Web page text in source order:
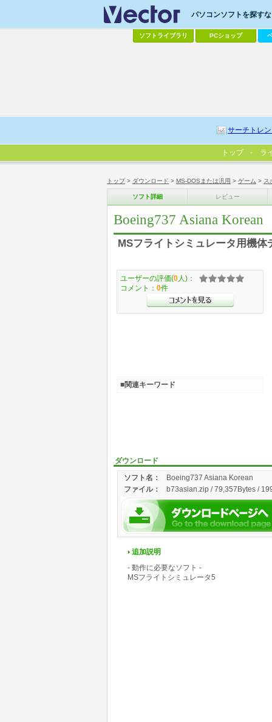
トップ> ダウンロード > MS-DOSまたは汎用 > ゲーム > ス
ソフト詳細 レビュー
Boeing737 Asiana Korean
MSフライトシミュレータ用機体
ダウンロード
ソフト名：
Boeing737 Asiana Korean
ファイル：
b73asian.zip / 79,357Bytes /
追加説明
- 動作に必要なソフト -
MSフライトシミュレータ5
ユーザーの評価(0 人)：
コメント： 0件
■関連キーワード
パソコンソフトを探す
ソフトライブラリ PCショップ
サーチトレン
トップ ラ